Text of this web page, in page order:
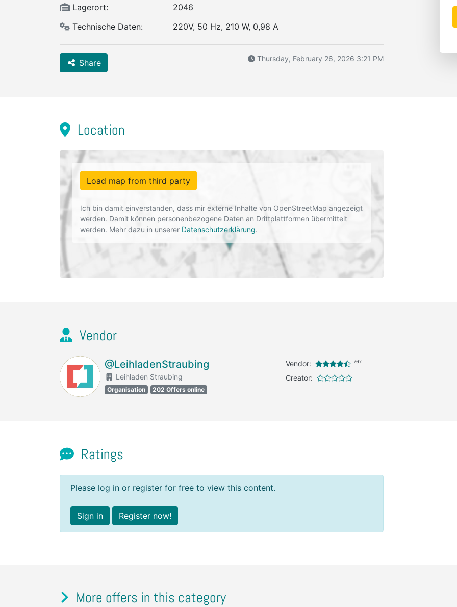
Lagerort:
2046
Technische Daten:
220V, 50 Hz, 210 W, 0,98 A
Share Thursday, February 26, 2026 3:21 PM
Location
Load map from third party
Ich bin damit einverstanden, dass mir externe Inhalte von OpenStreetMap angezeigt
werden. Damit können personenbezogene Daten an Drittplattformen übermittelt
werden. Mehr dazu in unserer Datenschutzerklärung.
Vendor
@LeihladenStraubing
Leihladen Straubing
Organisation 202 Offers online
Vendor: 76x
Creator:
Ratings
Please log in or register for free to view this content.
Sign in Register now!
More offers in this category